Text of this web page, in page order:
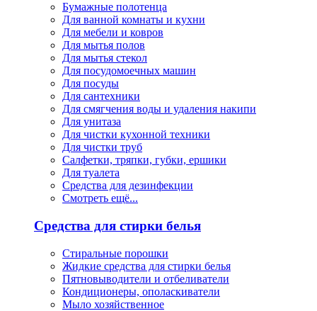
Бумажные полотенца
Для ванной комнаты и кухни
Для мебели и ковров
Для мытья полов
Для мытья стекол
Для посудомоечных машин
Для посуды
Для сантехники
Для смягчения воды и удаления накипи
Для унитаза
Для чистки кухонной техники
Для чистки труб
Салфетки, тряпки, губки, ершики
Для туалета
Средства для дезинфекции
Смотреть ещё...
Средства для стирки белья
Стиральные порошки
Жидкие средства для стирки белья
Пятновыводители и отбеливатели
Кондиционеры, ополаскиватели
Мыло хозяйственное